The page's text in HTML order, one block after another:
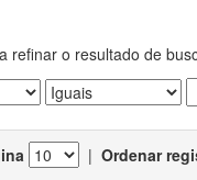
refinar o resultado de
| Ordenar